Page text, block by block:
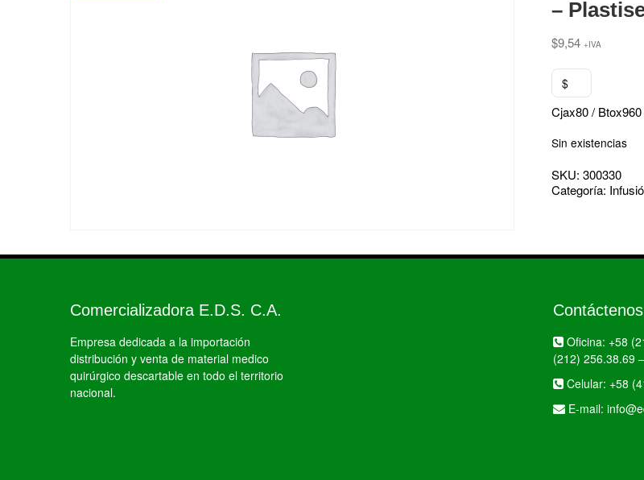
–
$9,54 +IVA
$
Cjax80 / Btox960
Sin existencias
SKU: 300330
Categoría:
Comercializadora E.D.S. C.A.
Empresa dedicada a la importación
distribución y venta de material medico
quirúrgico descartable en todo el territorio
nacional.
Contáctenos
Oficina: +58
(212) 256.38.69 –
Celular: +58
E-mail: